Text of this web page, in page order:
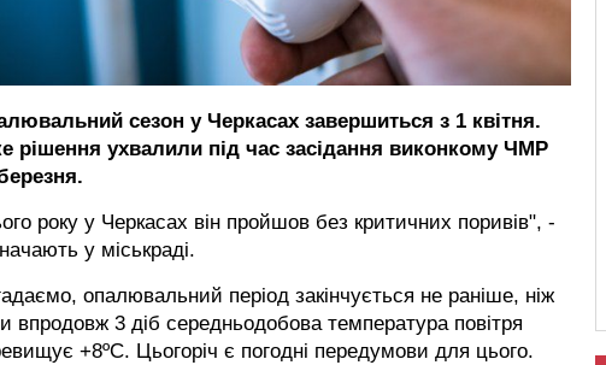
сезон у Черкасах завершиться з 1 квітня.
рішення ухвалили під час засідання виконкому ЧМР
року у Черкасах він пройшов без критичних поривів", -
у міськраді.
опалювальний період закінчується не раніше, ніж
впродовж 3 діб середньодобова температура повітря
+8ºС. Цьогоріч є погодні передумови для цього.